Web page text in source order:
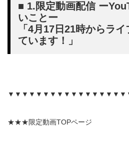
■ 1.限定動画配信 ー
いことー
「4月17日21時からラ
ています！」
★★★限定動画TOPページ